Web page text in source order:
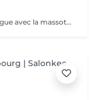
Chaque séance commence par un dialogue avec la massothérapeute, pour comprendre vos besoins et créer une séance sur-mesure.